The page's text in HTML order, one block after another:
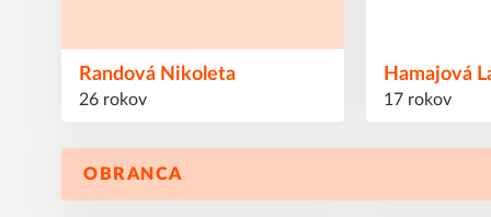
Nikoleta
Randová
26 rokov
Hamajová
17 rokov
OBRANCA